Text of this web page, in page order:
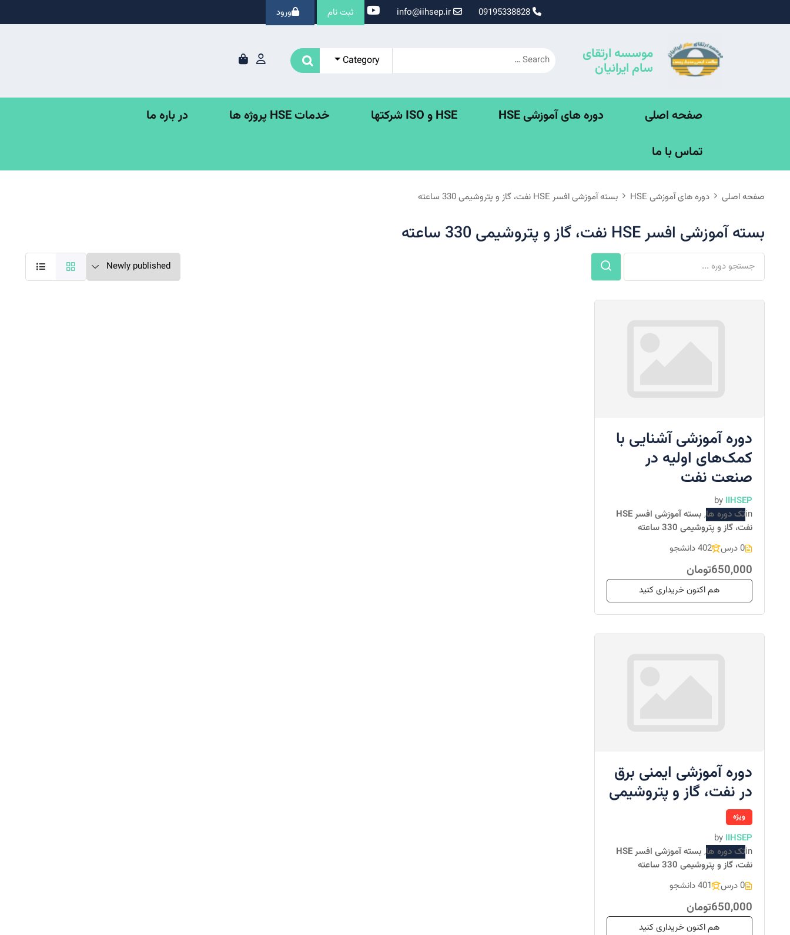
info@iihsep.ir ثبت نام ورود
موسسه ارتقای
سام ایرانیان Category
صفحه اصلی دوره های آموزشی HSE HSE و ISO شرکتها خدمات HSE پروژه ها
در باره ما
تماس با ما
صفحه اصلی دوره های آموزشی HSE بسته آموزشی افسر HSE نفت، گاز و پتروشیمی 330 ساعته
بسته آموزشی افسر HSE نفت، گاز و پتروشیمی 330 ساعته
دوره آموزشی آشنایی با
کمک‌های اولیه در
صنعت نفت
by IIHSEP
inتک دوره ها,
بسته آموزشی افسر HSE
نفت، گاز و پتروشیمی 330 ساعته
0 درس
402 دانشجو
650,000تومان
هم اکنون خریداری کنید
دوره آموزشی ایمنی برق
در نفت، گاز و پتروشیمی
ویژه
by IIHSEP
inتک دوره ها,
بسته آموزشی افسر HSE
نفت، گاز و پتروشیمی 330 ساعته
0 درس
401 دانشجو
650,000تومان
هم اکنون خریداری کنید